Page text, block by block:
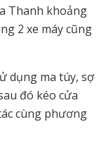
Thanh khoảng
2 xe máy cũng
dụng ma túy, sợ
đó kéo cửa
cùng phương